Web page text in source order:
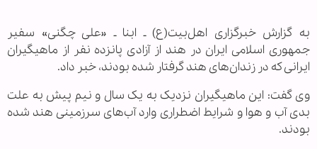
به گزارش خبرگزاری اهل‌بیت(ع) ـ ابنا ـ «علی چگنی» سفیر
جمهوری اسلامی ایران در هند از آزادی پانزده نفر از ماهیگیران
ایرانی که در زندان‌های هند گرفتار شده بودند، خبر داد.
وی گفت: این ماهیگیران نزدیک به یک سال و نیم پیش به علت
بدی آب و هوا و شرایط اضطراری وارد آب‌های سرزمینی هند شده
بودند.